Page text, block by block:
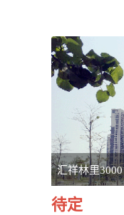
汇祥林里3000
待定